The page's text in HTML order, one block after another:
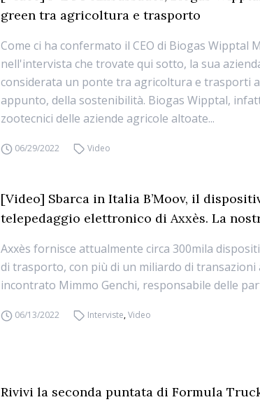
green tra agricoltura e trasporto
Come ci ha confermato il CEO di Biogas Wipptal
nell'intervista che trovate qui sotto, la sua
considerata un ponte tra agricoltura e trasporti
appunto, della sostenibilità. Biogas Wipptal,
zootecnici delle aziende agricole altoate...
06/29/2022 Video
[Video] Sbarca in Italia B’Moov, il
telepedaggio elettronico di Axxès. La
Axxès fornisce attualmente circa 300mila
di trasporto, con più di un miliardo di transazioni
incontrato Mimmo Genchi, responsabile delle
06/13/2022 Interviste,Video
Rivivi la seconda puntata di Formula